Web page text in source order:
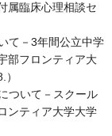
属臨床心理相談セ
て－3年間公立中学
部フロンティア大
ついて－スクール
ンティア大学大学